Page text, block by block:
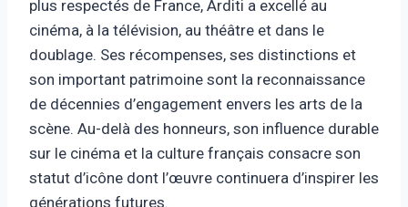
plus respectés de France, Arditi a excellé au
cinéma, à la télévision, au théâtre et dans le
doublage. Ses récompenses, ses distinctions et
son important patrimoine sont la reconnaissance
de décennies d’engagement envers les arts de la
scène. Au-delà des honneurs, son influence durable
sur le cinéma et la culture français consacre son
statut d’icône dont l’œuvre continuera d’inspirer les
générations futures.